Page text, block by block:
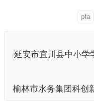
pfa
延安市宜川县中小学
榆林市水务集团科创